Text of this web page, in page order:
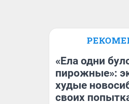
«Ела одни
пирожные»:
худые
своих